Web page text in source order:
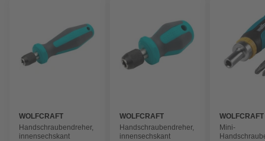
WOLFCRAFT
Handschraubendreher,
innensechskant
WOLFCRAFT
Handschraubendreher,
innensechskant
WOLFCRAFT
Mini-